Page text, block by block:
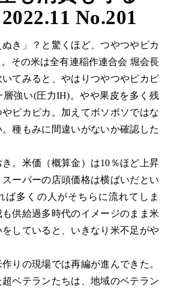
No.201
その米は全有連稲作連合会 堀会長
てみると、やはりつやつやピカピ
層強い(圧力IH)。やや果皮を多く残
ピカピカ。加えてボソボソではな
種もみに間違いがないか確認した
。米価（概算金）は10％ほど上昇
ーパーの店頭価格は横ばいだとい
ば多くの人がそちらに流れてしま
供給過多時代のイメージのまま米
していると、いきなり米不足がや
りの現場では再編が進んできた。
ベテランたちは、地域のベテラン